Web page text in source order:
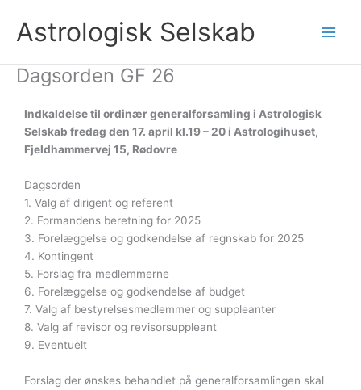
indholdet
Astrologisk Selskab
Dagsorden GF 26
Indkaldelse til ordinær generalforsamling i Astrologisk
Selskab fredag den 17. april kl.19 – 20 i Astrologihuset,
Fjeldhammervej 15, Rødovre
Dagsorden
1. Valg af dirigent og referent
2. Formandens beretning for 2025
3. Forelæggelse og godkendelse af regnskab for 2025
4. Kontingent
5. Forslag fra medlemmerne
6. Forelæggelse og godkendelse af budget
7. Valg af bestyrelsesmedlemmer og suppleanter
8. Valg af revisor og revisorsuppleant
9. Eventuelt
Forslag der ønskes behandlet på generalforsamlingen skal